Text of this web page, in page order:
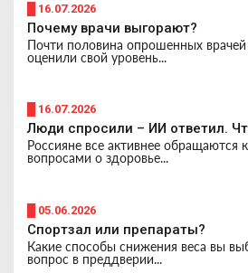
█ 16.07.2026
Почему врачи выгорают?
Почти половина опрошенных
оценили свой уровень...
█ 16.07.2026
Люди спросили – ИИ ответил.
Россияне все активнее обращаются
вопросами о здоровье...
█ 05.06.2026
Спортзал или препараты?
Какие способы снижения веса вы
вопрос в преддверии...